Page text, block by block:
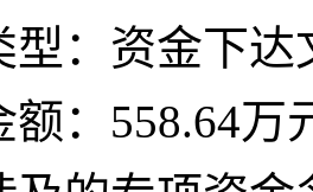
型：资金下达
： 558.64万